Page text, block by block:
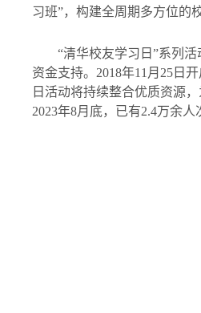
习班”，构建全周期多方位的
“清华校友学习日”系列
资金支持。 2018年11 月 25 日
日活动将持续整合优质资源
2023年8月底，已有2.4万余人